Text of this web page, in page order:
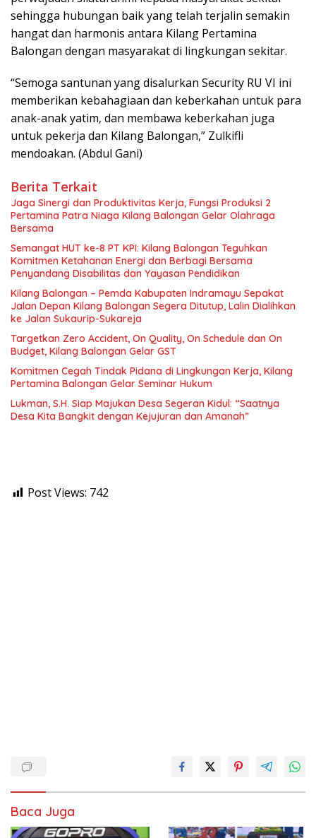
sehingga hubungan baik yang telah terjalin semakin
hangat dan harmonis antara Kilang Pertamina
Balongan dengan masyarakat di lingkungan sekitar.
“Semoga santunan yang disalurkan Security RU VI ini
memberikan kebahagiaan dan keberkahan untuk para
anak-anak yatim, dan membawa keberkahan juga
untuk pekerja dan Kilang Balongan,” Zulkifli
mendoakan. (Abdul Gani)
Berita Terkait
Jaga Sinergi dan Produktivitas Kerja, Fungsi Produksi 2
Pertamina Patra Niaga Kilang Balongan Gelar Olahraga
Bersama
Semangat HUT ke-8 PT KPI: Kilang Balongan Teguhkan
Komitmen Ketahanan Energi dan Berbagi Bersama
Penyandang Disabilitas dan Yayasan Pendidikan
Kilang Balongan – Pemda Kabupaten Indramayu Sepakat
Jalan Depan Kilang Balongan Segera Ditutup, Lalin Dialihkan
ke Jalan Sukaurip-Sukareja
Targetkan Zero Accident, On Quality, On Schedule dan On
Budget, Kilang Balongan Gelar GST
Komitmen Cegah Tindak Pidana di Lingkungan Kerja, Kilang
Pertamina Balongan Gelar Seminar Hukum
Lukman, S.H. Siap Majukan Desa Segeran Kidul: “Saatnya
Desa Kita Bangkit dengan Kejujuran dan Amanah”
Post Views: 742
Baca Juga